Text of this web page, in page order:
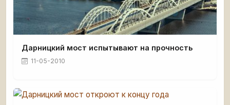
Дарницкий мост испытывают на прочность
11-05-2010